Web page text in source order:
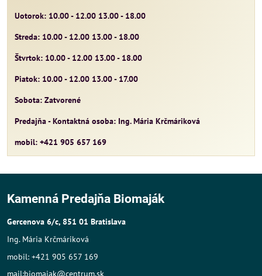
Uotorok: 10.00 - 12.00 13.00 - 18.00
Streda: 10.00 - 12.00 13.00 - 18.00
Štvrtok: 10.00 - 12.00 13.00 - 18.00
Piatok: 10.00 - 12.00 13.00 - 17.00
Sobota: Zatvorené
Predajňa - Kontaktná osoba: Ing. Mária Krčmáriková
mobil: +421 905 657 169
Kamenná Predajňa Biomaják
Gercenova 6/c, 851 01 Bratislava
Ing. Mária Krčmáriková
mobil: +421 905 657 169
mail:biomajak@centrum.sk